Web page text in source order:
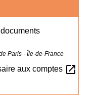
Paris - Île-de-France
aux comptes open_in_new